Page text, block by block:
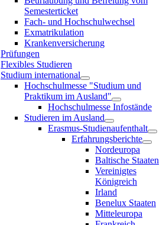
Semesterticket
Fach- und Hochschulwechsel
Exmatrikulation
Krankenversicherung
Prüfungen
Flexibles Studieren
Studium international
Hochschulmesse "Studium und
Praktikum im Ausland"
Hochschulmesse Infostände
Studieren im Ausland
Erasmus-Studienaufenthalt
Erfahrungsberichte
Nordeuropa
Baltische Staaten
Vereinigtes
Königreich
Irland
Benelux Staaten
Mitteleuropa